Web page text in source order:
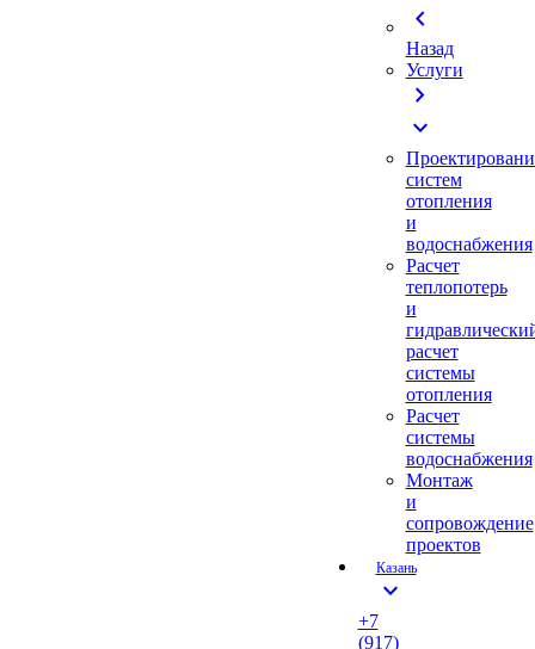
chevron_left
Назад
Услуги
chevron_right
expand_more
систем
отопления
и
водоснабжения
Расчет
теплопотерь
и
расчет
системы
отопления
Расчет
системы
водоснабжения
Монтаж
и
сопровождение
проектов
Казань
expand_more
+7
(917)